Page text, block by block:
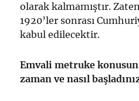
olarak kalmamıştır.
1920’ler sonrası
kabul edilecektir.
Emvali metruke
zaman ve nasıl